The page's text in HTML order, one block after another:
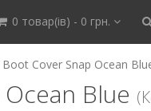
0 товар(ів) - 0 грн.
Cover Snap Ocean
Blue